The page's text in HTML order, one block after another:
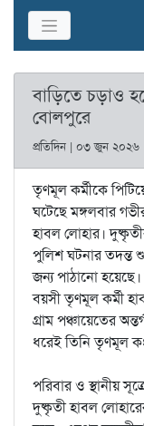
বাড়িতে চড়াও
বোলপুরে
প্রতিদিন | ০৩ জুন ২০২৬
তৃণমূল কর্মীকে
ঘটেছে মঙ্গলবার
হাবল লোহার।
পুলিশ ঘটনার তদন্ত
জন্য পাঠানো
বয়সী তৃণমূল কর্মী
গ্রাম পঞ্চায়েতের
ধরেই তিনি তৃণমূল
পরিবার ও স্থানীয়
দুষ্কৃতী হাবল